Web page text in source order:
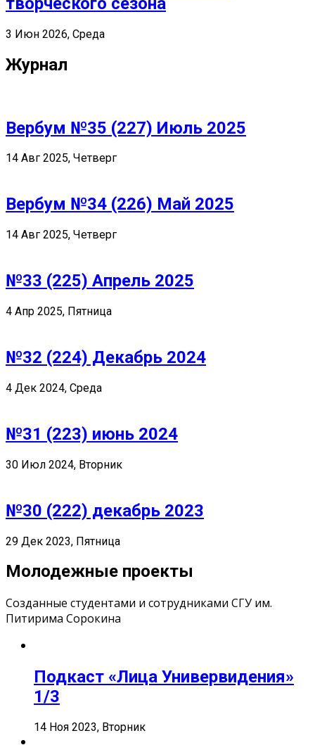
3 Июн 2026, Среда
Журнал
Вербум №35 (227) Июль 2025
14 Авг 2025, Четверг
Вербум №34 (226) Май 2025
14 Авг 2025, Четверг
№33 (225) Апрель 2025
4 Апр 2025, Пятница
№32 (224) Декабрь 2024
4 Дек 2024, Среда
№31 (223) июнь 2024
30 Июл 2024, Вторник
№30 (222) декабрь 2023
29 Дек 2023, Пятница
Молодежные проекты
Созданные студентами и сотрудниками СГУ им.
Питирима Сорокина
Подкаст «Лица Универвидения»
1/3
14 Ноя 2023, Вторник